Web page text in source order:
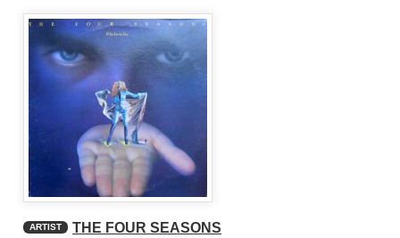
ARTIST THE FOUR SEASONS